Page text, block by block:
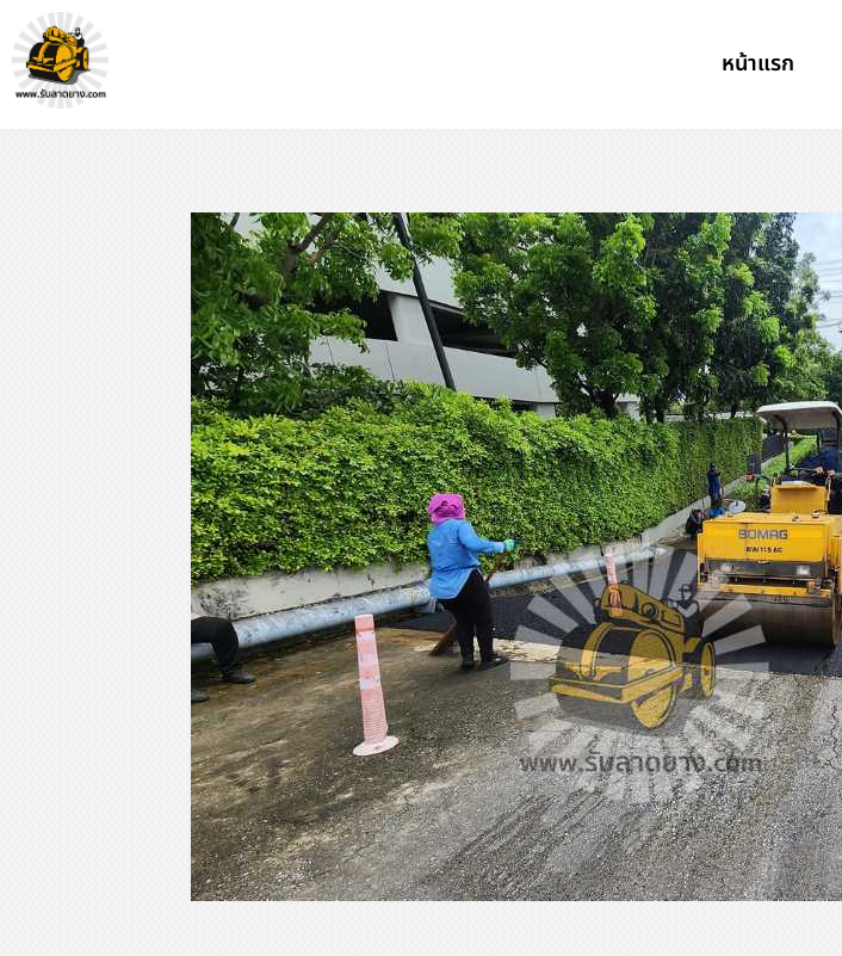
หน้าแรก